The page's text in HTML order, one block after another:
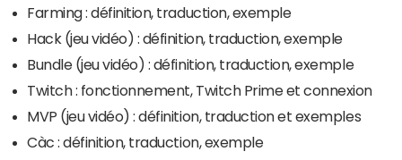
Farming : définition, traduction, exemple
Hack (jeu vidéo) : définition, traduction, exemple
Bundle (jeu vidéo) : définition, traduction, exemple
Twitch : fonctionnement, Twitch Prime et connexion
MVP (jeu vidéo) : définition, traduction et exemples
Càc : définition, traduction, exemple